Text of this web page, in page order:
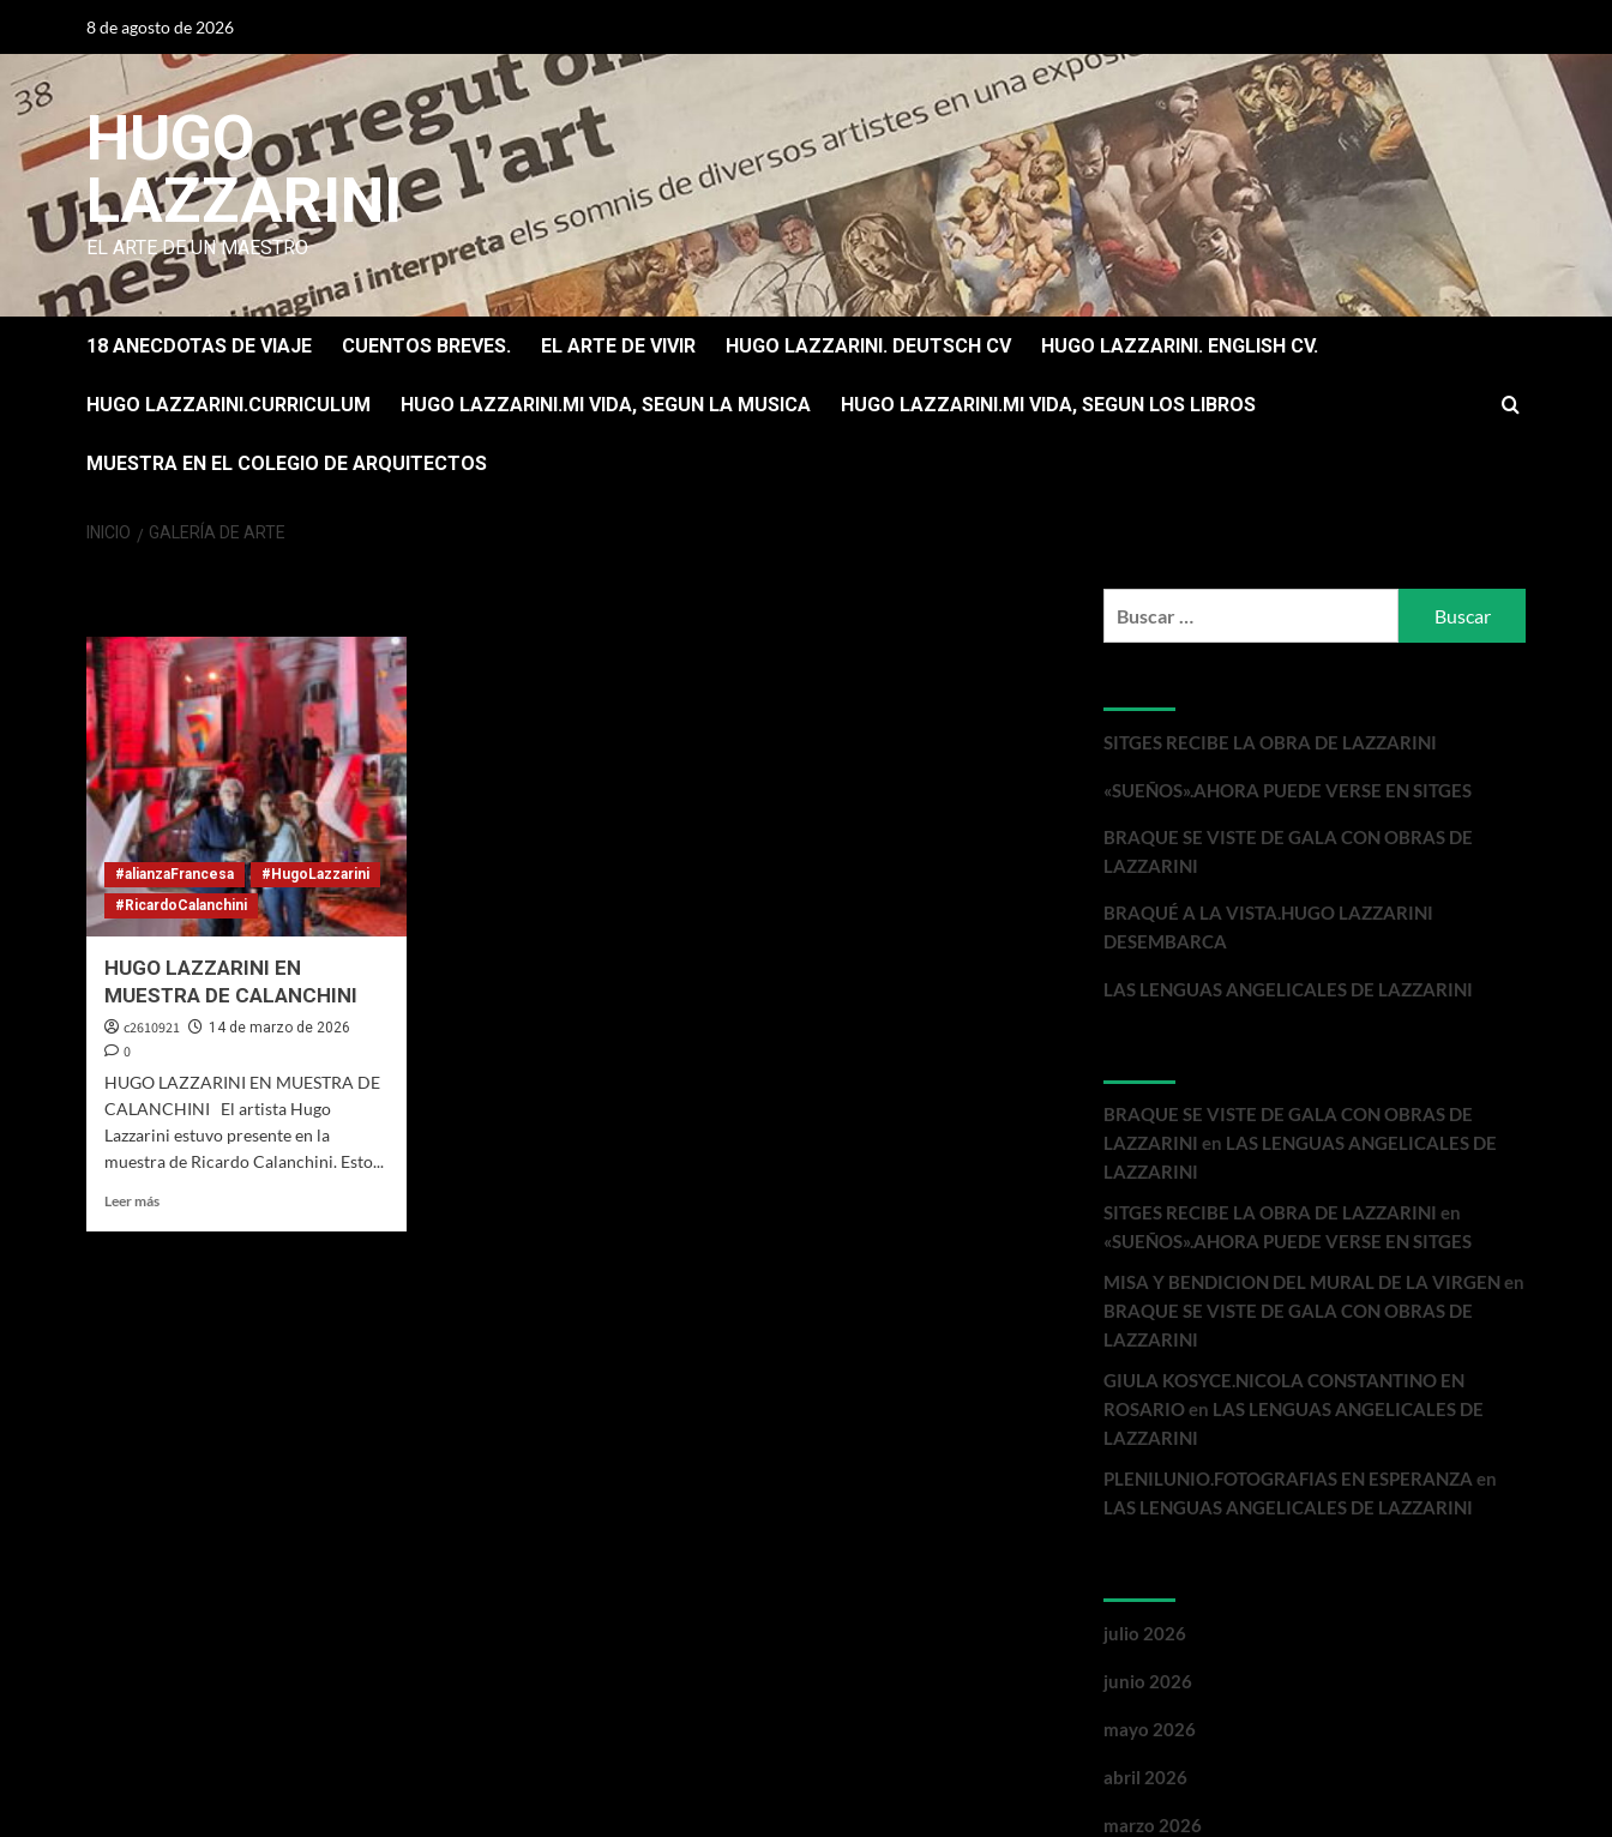
contenido
8 de agosto de 2026
HUGO
LAZZARINI
EL ARTE DE UN MAESTRO
18 ANECDOTAS DE VIAJE CUENTOS BREVES. EL ARTE DE VIVIR HUGO LAZZARINI. DEUTSCH CV HUGO LAZZARINI. ENGLISH CV.
HUGO LAZZARINI.CURRICULUM HUGO LAZZARINI.MI VIDA, SEGUN LA MUSICA HUGO LAZZARINI.MI VIDA, SEGUN LOS LIBROS
MUESTRA EN EL COLEGIO DE ARQUITECTOS
INICIO GALERÍA DE ARTE
#alianzaFrancesa
#HugoLazzarini
#RicardoCalanchini
HUGO LAZZARINI EN
MUESTRA DE CALANCHINI
c2610921 14 de marzo de 2026
0
HUGO LAZZARINI EN MUESTRA DE
CALANCHINI El artista Hugo
Lazzarini estuvo presente en la
muestra de Ricardo Calanchini. Esto...
Leer másLeer
SITGES RECIBE LA OBRA DE LAZZARINI
«SUEÑOS».AHORA PUEDE VERSE EN SITGES
BRAQUE SE VISTE DE GALA CON OBRAS DE
LAZZARINI
BRAQUÉ A LA VISTA.HUGO LAZZARINI
DESEMBARCA
LAS LENGUAS ANGELICALES DE LAZZARINI
BRAQUE SE VISTE DE GALA CON OBRAS DE
LAZZARINI en LAS LENGUAS ANGELICALES DE
LAZZARINI
SITGES RECIBE LA OBRA DE LAZZARINI en
«SUEÑOS».AHORA PUEDE VERSE EN SITGES
MISA Y BENDICION DEL MURAL DE LA VIRGEN en
BRAQUE SE VISTE DE GALA CON OBRAS DE
LAZZARINI
GIULA KOSYCE.NICOLA CONSTANTINO EN
ROSARIOen LAS LENGUAS ANGELICALES DE
LAZZARINI
PLENILUNIO.FOTOGRAFIAS EN ESPERANZA en
LAS LENGUAS ANGELICALES DE LAZZARINI
julio 2026
junio 2026
mayo 2026
abril 2026
marzo 2026